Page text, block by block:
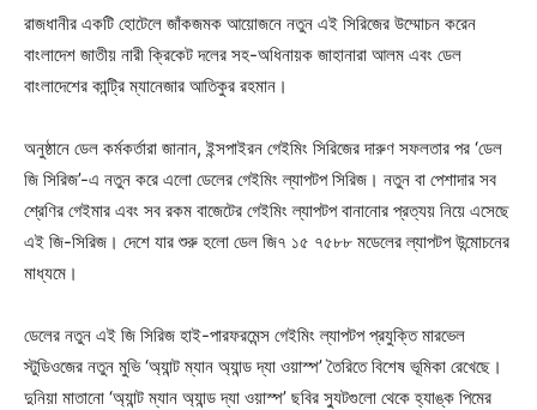
রাজধানীর একটি হোটেলে জাঁকজমক আয়োজনে নতুন এই সিরিজের উম্মোচন করেন
বাংলাদেশ জাতীয় নারী ক্রিকেট দলের সহ-অধিনায়ক জাহানারা আলম এবং ডেল
বাংলাদেশের কান্ট্রি ম্যানেজার আতিকুর রহমান।
অনুষ্ঠানে ডেল কর্মকর্তারা জানান, ইন্সপাইরন গেইমিং সিরিজের দারুণ সফলতার পর ‘ডেল
জি সিরিজ’-এ নতুন করে এলো ডেলের গেইমিং ল্যাপটপ সিরিজ। নতুন বা পেশাদার সব
শ্রেণির গেইমার এবং সব রকম বাজেটের গেইমিং ল্যাপটপ বানানোর প্রত্যয় নিয়ে এসেছে
এই জি-সিরিজ। দেশে যার শুরু হলো ডেল জি৭ ১৫ ৭৫৮৮ মডেলের ল্যাপটপ উন্মোচনের
মাধ্যমে।
ডেলের নতুন এই জি সিরিজ হাই-পারফরমেন্স গেইমিং ল্যাপটপ প্রযুক্তি মারভেল
স্টুডিওজের নতুন মুভি ‘অ্যান্ট ম্যান অ্যান্ড দ্যা ওয়াস্প’ তৈরিতে বিশেষ ভূমিকা রেখেছে।
দুনিয়া মাতানো ‘অ্যান্ট ম্যান অ্যান্ড দ্যা ওয়াস্প’ ছবির স্যুটগুলো থেকে হ্যাঙ্ক পিমের